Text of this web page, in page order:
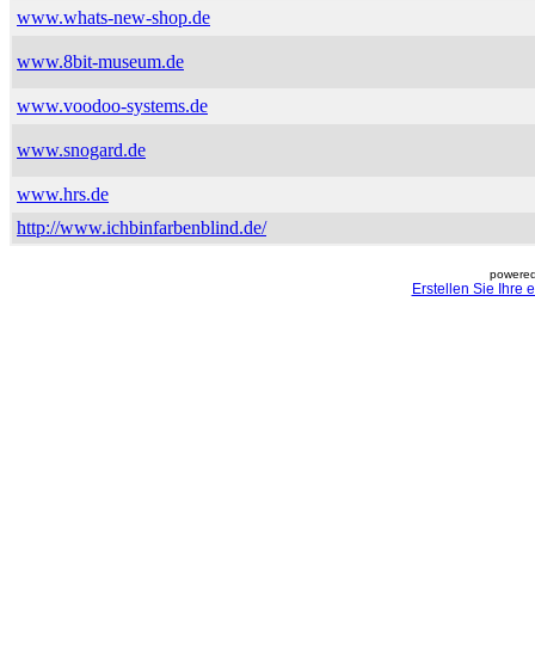
www.whats-new-shop.de
www.8bit-museum.de
www.voodoo-systems.de
www.snogard.de
www.hrs.de
http://www.ichbinfarbenblind.de/
Erstellen Sie Ihre